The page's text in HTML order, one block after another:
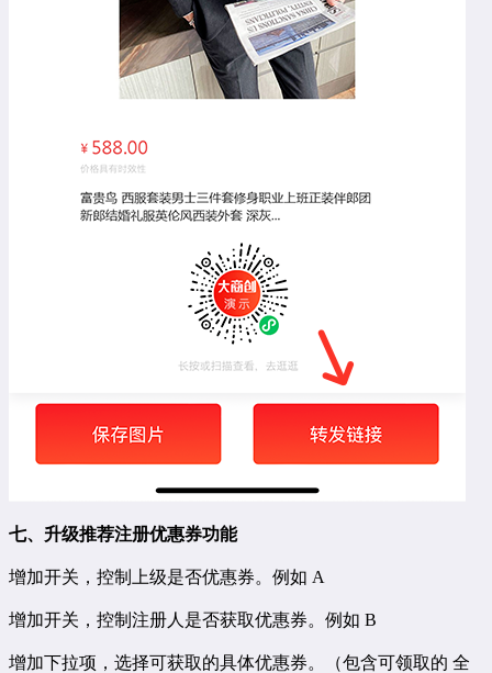
七、升级推荐注册优惠券功能
增加开关，控制上级是否优惠券。例如 A
增加开关，控制注册人是否获取优惠券。例如 B
增加下拉项，选择可获取的具体优惠券。（包含可领取的 全